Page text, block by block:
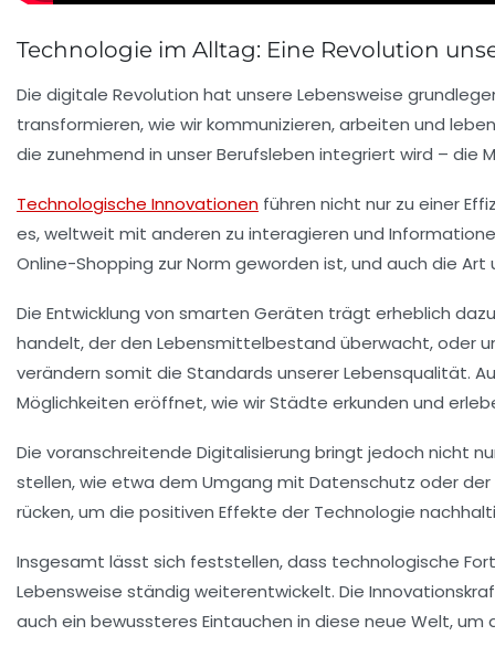
Technologie im Alltag: Eine Revolution
Die digitale Revolution hat unsere Lebensweise
transformieren, wie wir kommunizieren, arbeiten und
die zunehmend in unser Berufsleben integriert wird – die
Technologische Innovationen führen nicht nur zu einer
es, weltweit mit anderen zu interagieren und
Online-Shopping zur Norm geworden ist, und auch die
Die Entwicklung von smarten Geräten trägt erheblich
handelt, der den Lebensmittelbestand überwacht, oder
verändern somit die Standards unserer Lebensqualität.
Möglichkeiten eröffnet, wie wir Städte erkunden und
Die voranschreitende Digitalisierung bringt jedoch nicht
stellen, wie etwa dem Umgang mit Datenschutz oder der
rücken, um die positiven Effekte der Technologie
Insgesamt lässt sich feststellen, dass technologische
Lebensweise ständig weiterentwickelt. Die
auch ein bewussteres Eintauchen in diese neue Welt,